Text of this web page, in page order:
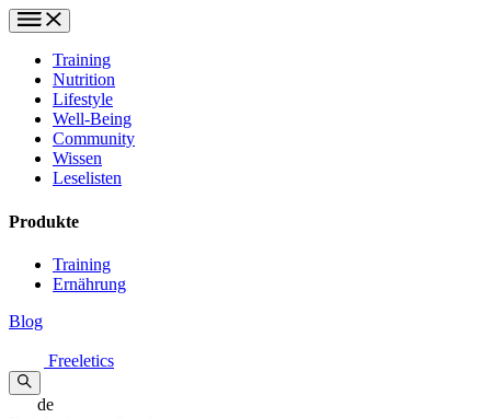
Training
Nutrition
Lifestyle
Well-Being
Community
Wissen
Leselisten
Produkte
Training
Ernährung
Blog
Freeletics
de